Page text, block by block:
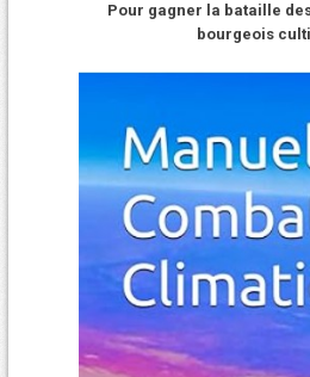
Pour gagner la bataille
bourgeois